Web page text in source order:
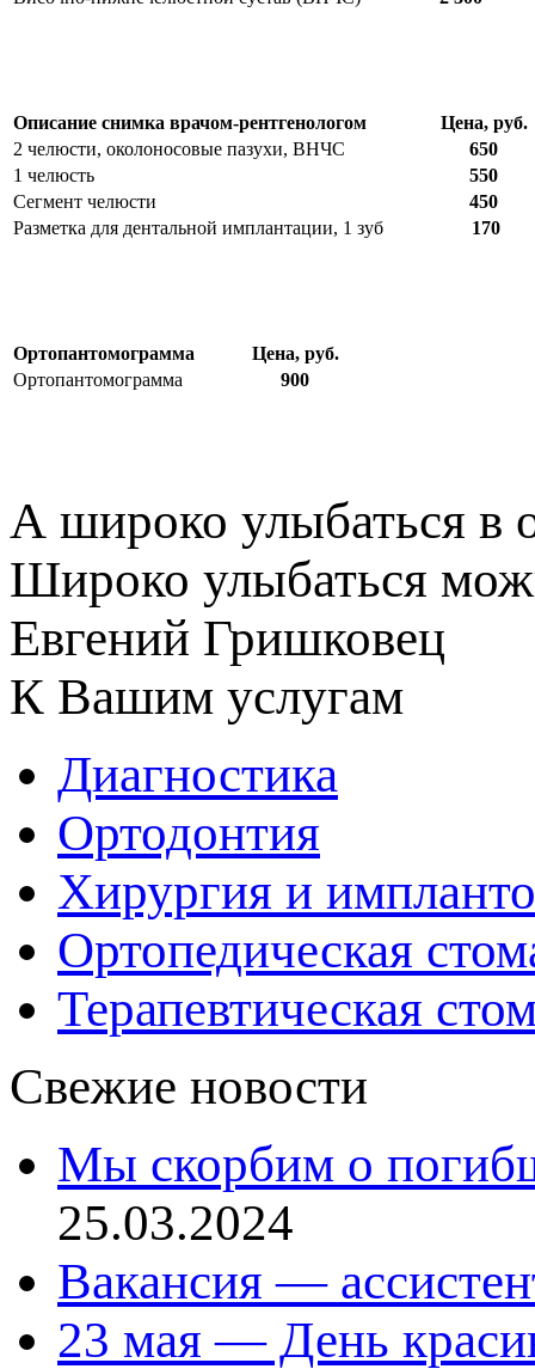
Описание снимка врачом-рентгенологом
Цена, руб.
2 челюсти, околоносовые пазухи, ВНЧС
650
1 челюсть
550
Сегмент челюсти
450
Разметка для дентальной имплантации, 1 зуб
170
Ортопантомограмма
Цена, руб.
Ортопантомограмма
900
А широко улыбаться в
Широко улыбаться
Евгений Гришковец
К Вашим услугам
Диагностика
Ортодонтия
Хирургия и
Ортопедическая
Терапевтическая
Свежие новости
Мы скорбим о
25.03.2024
Вакансия —
23 мая — День